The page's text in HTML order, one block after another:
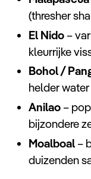
(thresher
El Nido–
kleurrijke
Bohol /
helder water
Anilao–
bijzondere
Moalboal–
duizenden